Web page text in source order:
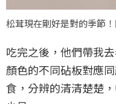
松茸現在剛好是對的季節
吃完之後，他們帶我
顏色的不同砧板對應
食，分辨的清清楚楚